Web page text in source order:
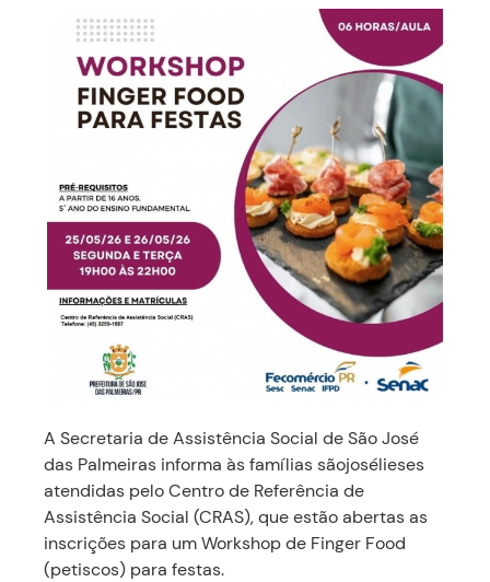
A Secretaria de Assistência Social de São José
das Palmeiras informa às famílias sãojosélieses
atendidas pelo Centro de Referência de
Assistência Social (CRAS), que estão abertas as
inscrições para um Workshop de Finger Food
(petiscos) para festas.